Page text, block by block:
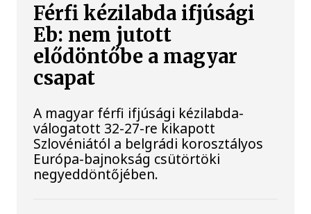
Férfi kézilabda ifjúsági
Eb: nem jutott
elődöntőbe a magyar
csapat
A magyar férfi ifjúsági kézilabda-
válogatott 32-27-re kikapott
Szlovéniától a belgrádi korosztályos
Európa-bajnokság csütörtöki
negyeddöntőjében.